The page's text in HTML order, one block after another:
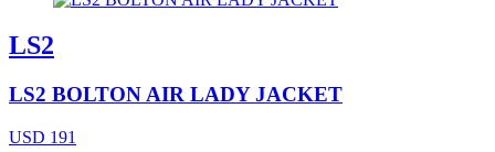
LS2
LS2 BOLTON AIR LADY JACKET
USD 191